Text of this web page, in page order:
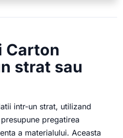
Carton
strat sau
intr-un strat, utilizand
pregatirea
a materialului. Aceasta